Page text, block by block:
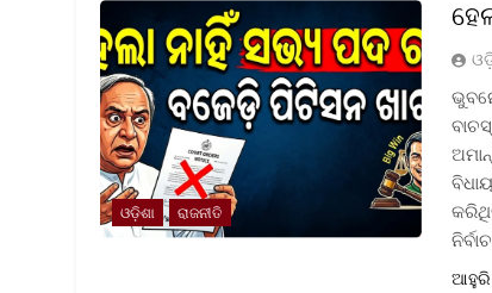
ଓଡ଼ିଶା ରାଜନୀତି
ଆହୁରି